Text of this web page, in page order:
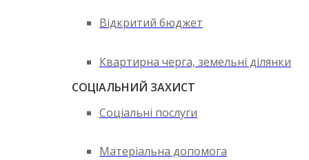
Відкритий бюджет
Квартирна черга, земельні ділянки
СОЦІАЛЬНИЙ ЗАХИСТ
Соціальні послуги
Матеріальна допомога